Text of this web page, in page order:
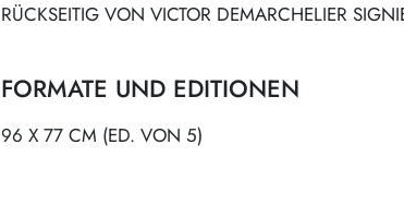
RÜCKSEITIG VON VICTOR DEMARCHELIER
FORMATE UND EDITIONEN
96 X 77 CM (ED. VON 5)